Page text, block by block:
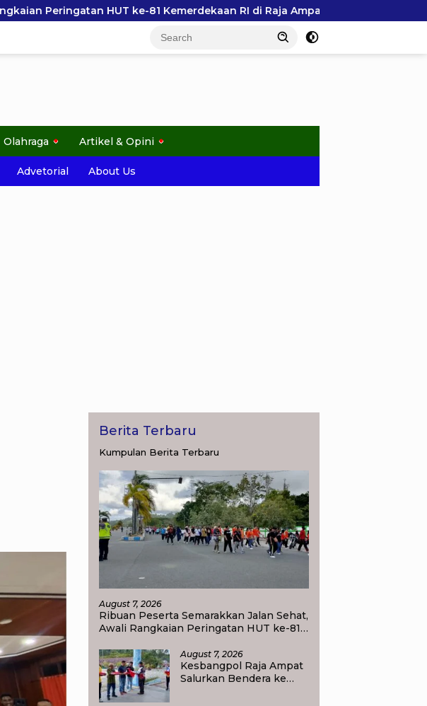
ke-81 Kemerdekaan RI di Raja Ampat Kesbangpol Raja Ampat
Olahraga Artikel & Opini
Advetorial About Us
Berita Terbaru
Kumpulan Berita Terbaru
August 7, 2026
Ribuan Peserta Semarakkan Jalan Sehat,
Awali Rangkaian Peringatan HUT ke-81
August 7, 2026
Kesbangpol Raja Ampat
Salurkan Bendera ke